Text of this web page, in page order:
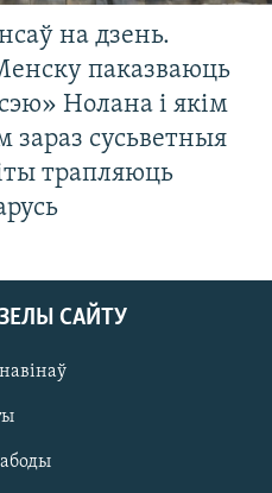
на дзень.
паказваюць
Нолана і якім
зараз сусьветныя
трапляюць
САЙТУ